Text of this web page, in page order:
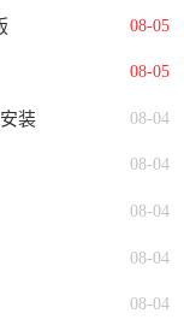
08-05
08-05
装 08-04
08-04
08-04
08-04
08-04